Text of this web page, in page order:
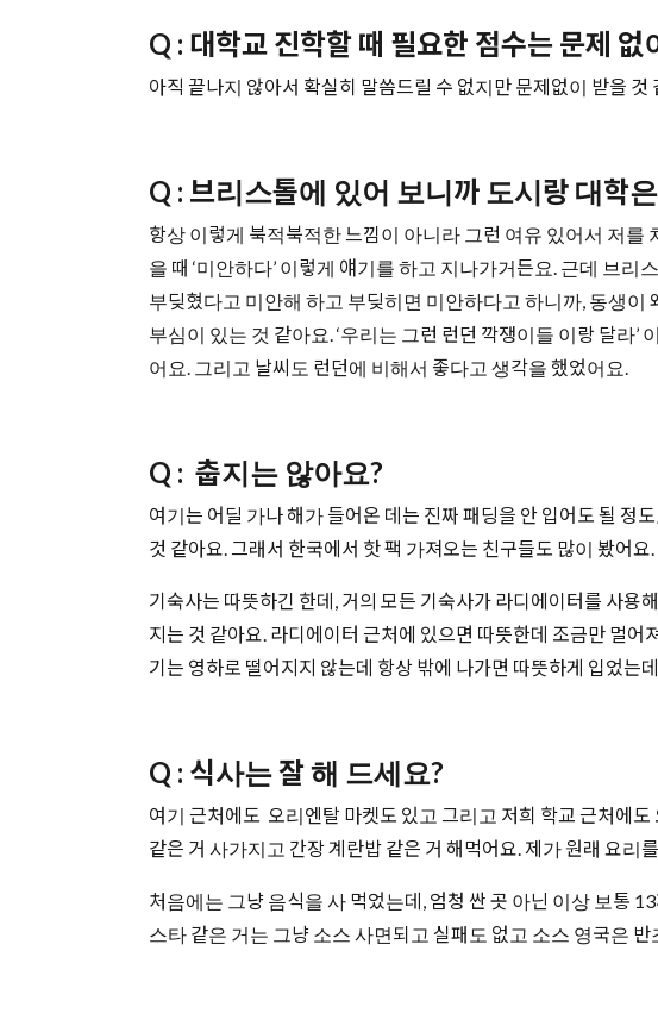
Q : 대학교 진학할 때 필요한 점수는 문제 없
아직 끝나지 않아서 확실히 말씀드릴 수 없지만 문제없이 받을 것
Q : 브리스톨에 있어 보니까 도시랑 대학
항상 이렇게 북적북적한 느낌이 아니라 그런 여유 있어서 저
을 때 ‘미안하다’ 이렇게 얘기를 하고 지나가거든요. 근데 브
부딪혔다고 미안해 하고 부딪히면 미안하다고 하니까, 동생이
부심이 있는 것 같아요. ‘우리는 그런 런던 깍쟁이들 이랑 달라
어요. 그리고 날씨도 런던에 비해서 좋다고 생각을 했었어요.
Q : 춥지는 않아요?
여기는 어딜 가나 해가 들어온 데는 진짜 패딩을 안 입어도 될 정
것 같아요. 그래서 한국에서 핫 팩 가져오는 친구들도 많이 봤어요.
기숙사는 따뜻하긴 한데, 거의 모든 기숙사가 라디에이터를 사용
지는 것 같아요. 라디에이터 근처에 있으면 따뜻한데 조금만 멀
기는 영하로 떨어지지 않는데 항상 밖에 나가면 따뜻하게 입었는
Q : 식사는 잘 해 드세요?
여기 근처에도 오리엔탈 마켓도 있고 그리고 저희 학교 근처에
같은 거 사가지고 간장 계란밥 같은 거 해먹어요. 제가 원래 요리
처음에는 그냥 음식을 사 먹었는데, 엄청 싼 곳 아닌 이상 보통
스타 같은 거는 그냥 소스 사면되고 실패도 없고 소스 영국은